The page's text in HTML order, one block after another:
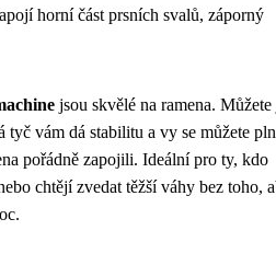
horní část prsních svalů, záporný
jsou skvělé na ramena. Můžete
tyč vám dá stabilitu a vy se můžete
pořádně zapojili. Ideální pro ty, kdo
chtějí zvedat těžší váhy bez toho,